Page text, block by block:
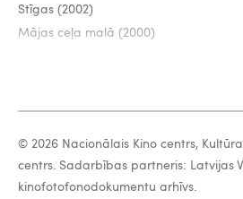
Stīgas (2002)
Mājas ceļa malā (2000)
© 2026 Nacionālais Kino centrs,
centrs. Sadarbības partneris: Latvijas
kinofotofonodokumentu arhīvs.